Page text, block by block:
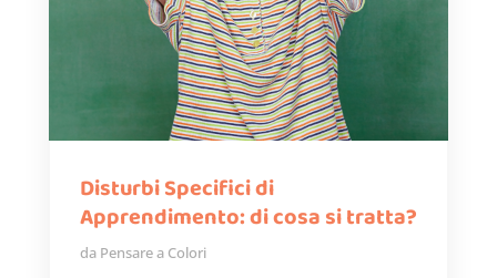
Disturbi Specifici di
Apprendimento: di cosa si tratta?
da Pensare a Colori